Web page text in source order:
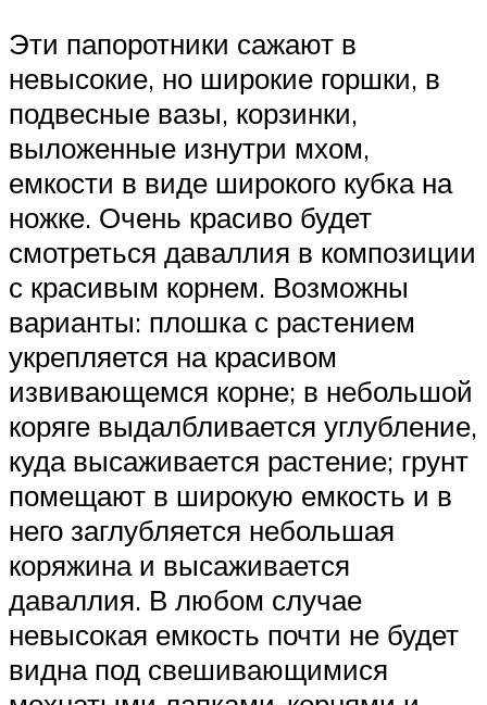
Эти папоротники сажают в
невысокие, но широкие горшки, в
подвесные вазы, корзинки,
выложенные изнутри мхом,
емкости в виде широкого кубка на
ножке. Очень красиво будет
смотреться даваллия в композиции
с красивым корнем. Возможны
варианты: плошка с растением
укрепляется на красивом
извивающемся корне; в небольшой
коряге выдалбливается углубление,
куда высаживается растение; грунт
помещают в широкую емкость и в
него заглубляется небольшая
коряжина и высаживается
даваллия. В любом случае
невысокая емкость почти не будет
видна под свешивающимися